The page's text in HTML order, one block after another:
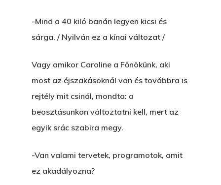
-Mind a 40 kiló banán legyen kicsi és
sárga. / Nyilván ez a kínai változat /
Vagy amikor Caroline a Főnökünk, aki
most az éjszakásoknál van és továbbra is
rejtély mit csinál, mondta: a
beosztásunkon változtatni kell, mert az
egyik srác szabira megy.
-Van valami tervetek, programotok, amit
ez akadályozna?